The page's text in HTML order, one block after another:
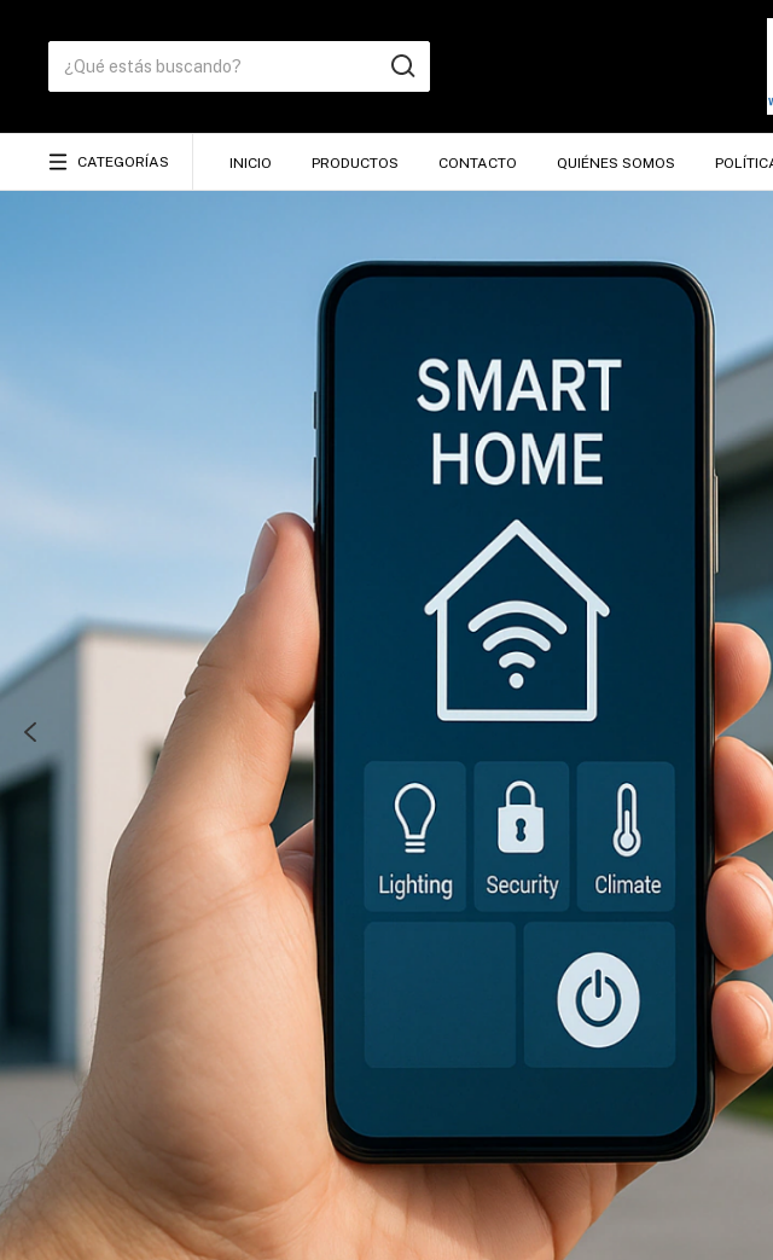
CATEGORÍAS INICIO PRODUCTOS CONTACTO QUIÉNES SOMOS